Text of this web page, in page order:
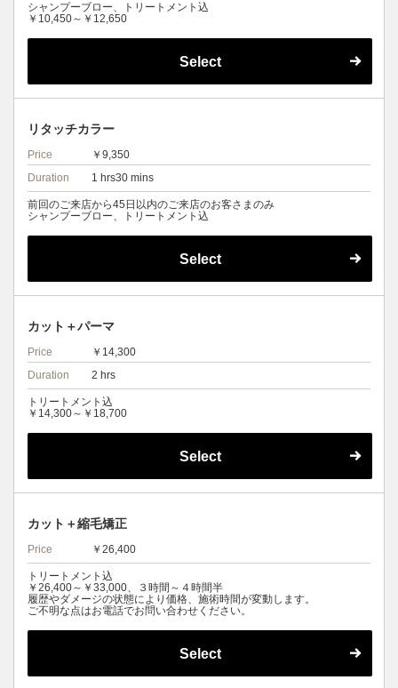
シャンプーブロー、トリートメント込
￥10,450～￥12,650
Select
リタッチカラー
Price
￥9,350
Duration
1 hrs30 mins
前回のご来店から45日以内のご来店のお客さまのみ
シャンプーブロー、トリートメント込
Select
カット＋パーマ
Price
￥14,300
Duration
2 hrs
トリートメント込
￥14,300～￥18,700
Select
カット＋縮毛矯正
Price ￥26,400
トリートメント込
￥26,400～￥33,000、３時間～４時間半
履歴やダメージの状態により価格、施術時間が変動します。
ご不明な点はお電話でお問い合わせください。
Select